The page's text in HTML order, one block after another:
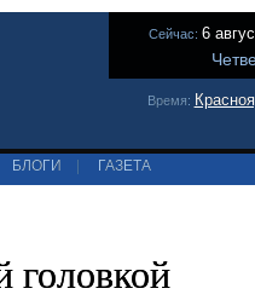
Сейчас: 6
Время:
БЛОГИ ГАЗЕТА
головкой